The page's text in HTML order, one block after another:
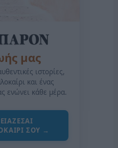
μας
ιστορίες,
και ένας
ενώνει κάθε μέρα.
ΣΟΥ →